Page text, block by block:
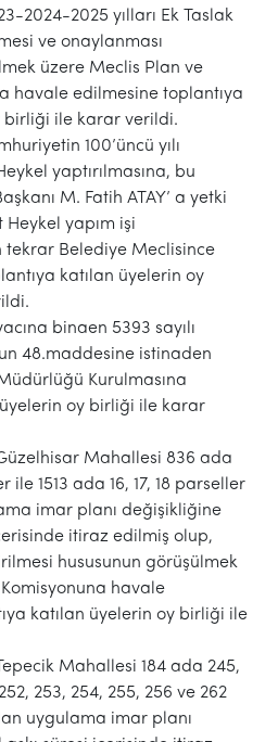
2024-2025 yılları Ek Taslak
ve onaylanması
üzere Meclis Plan ve
havale edilmesine toplantıya
birliği ile karar verildi.
100’üncü yılı
yaptırılmasına, bu
M. Fatih ATAY’ a yetki
Heykel yapım işi
tekrar Belediye Meclisince
katılan üyelerin oy
binaen 5393 sayılı
48.maddesine istinaden
Kurulmasına
oy birliği ile karar
Mahallesi 836 ada
ile 1513 ada 16, 17, 18 parseller
imar planı değişikliğine
itiraz edilmiş olup,
hususunun görüşülmek
havale
katılan üyelerin oy birliği ile
Mahallesi 184 ada 245,
253, 254, 255, 256 ve 262
uygulama imar planı